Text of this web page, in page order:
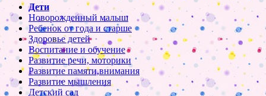
Дети
Новорожденный малыш
Ребенок от года и старше
Здоровье детей
Воспитание и обучение
Развитие речи, моторики
Развитие памяти,внимания
Развитие мышления
Детский сад